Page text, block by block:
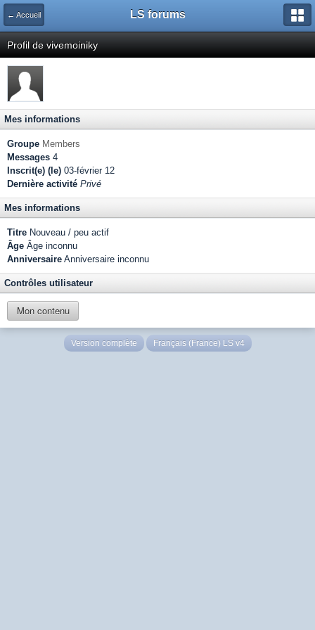
← Accueil LS forums
Profil de vivemoiniky
Mes informations
Groupe Members
Messages 4
Inscrit(e) (le) 03-février 12
Dernière activité Privé
Mes informations
Titre Nouveau / peu actif
Âge Âge inconnu
Anniversaire Anniversaire inconnu
Contrôles utilisateur
Mon contenu
Version complète Français (France) LS v4